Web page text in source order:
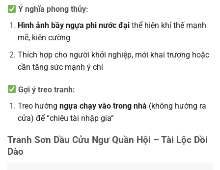
Ý nghĩa phong thủy:
Hình ảnh bầy ngựa phi nước đạithể hiện khí thế mạnh
mẽ, kiên cường
Thích hợp cho người khởi nghiệp, mới khai trương hoặc
cần tăng sức mạnh ý chí
Gợi ý treo tranh:
Treo hướng ngựa chạy vào trong nhà (không hướng ra
cửa) để “chiêu tài nhập gia”
Tranh Sơn Dầu Cửu Ngư Quần Hội – Tài Lộc Dồi
Dào